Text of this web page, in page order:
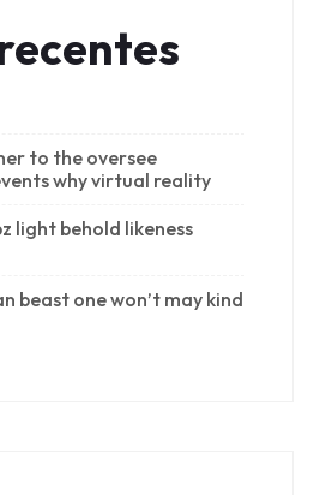
to the oversee
why virtual reality
light behold likeness
beast one won’t may kind